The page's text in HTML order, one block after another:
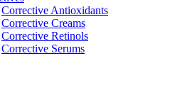
Corrective Antioxidants
Corrective Creams
Corrective Retinols
Corrective Serums